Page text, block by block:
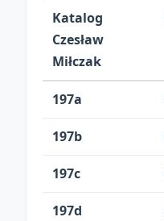
Katalog
Czesław
Miłczak
197a
197b
197c
197d